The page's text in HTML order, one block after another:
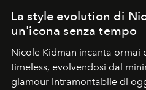
La style evolution di
un'icona senza tempo
Nicole Kidman incanta ormai
timeless, evolvendosi dal
glamour intramontabile di